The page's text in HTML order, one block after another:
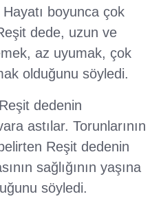
boyunca çok
dede, uzun ve
az uyumak, çok
olduğunu söyledi.
dedenin
astılar. Torunlarının
Reşit dedenin
sağlığının yaşına
söyledi.